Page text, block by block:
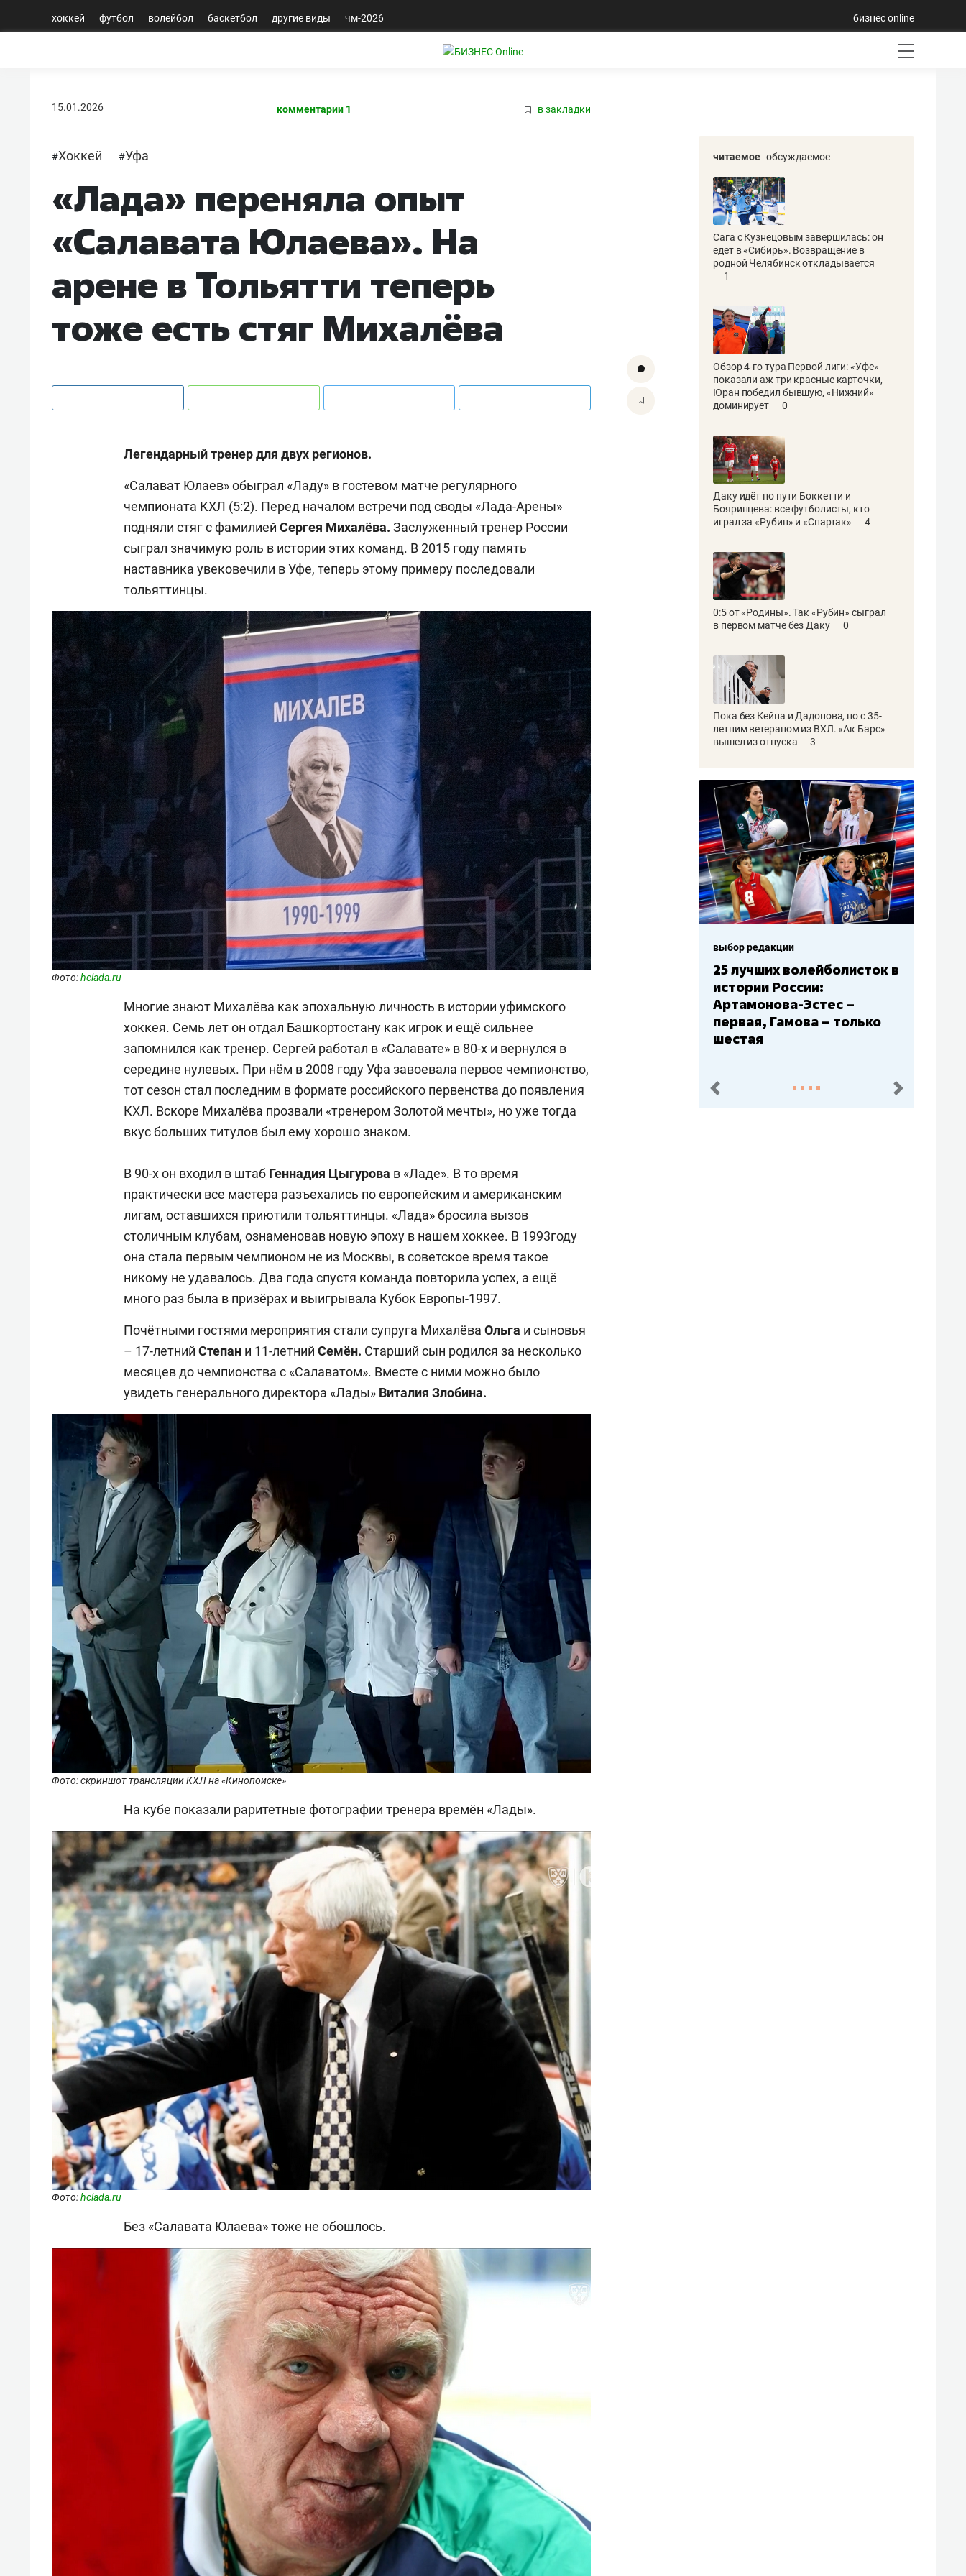
хоккей футбол волейбол баскетбол другие виды чм-2026 бизнес online
15.01.2026 комментарии 1 в закладки
#Хоккей #Уфа
«Лада» переняла опыт
«Салавата Юлаева». На
арене в Тольятти теперь
тоже есть стяг Михалёва
Легендарный тренер для двух регионов.
«Салават Юлаев» обыграл «Ладу» в гостевом матче регулярного
чемпионата КХЛ (5:2). Перед началом встречи под своды «Лада-Арены»
подняли стяг с фамилией Сергея Михалёва. Заслуженный тренер России
сыграл значимую роль в истории этих команд. В 2015 году память
наставника увековечили в Уфе, теперь этому примеру последовали
тольяттинцы.
Фото:hclada.ru
Многие знают Михалёва как эпохальную личность в истории уфимского
хоккея. Семь лет он отдал Башкортостану как игрок и ещё сильнее
запомнился как тренер. Сергей работал в «Салавате» в 80-х и вернулся в
середине нулевых. При нём в 2008 году Уфа завоевала первое чемпионство,
тот сезон стал последним в формате российского первенства до появления
КХЛ. Вскоре Михалёва прозвали «тренером Золотой мечты», но уже тогда
вкус больших титулов был ему хорошо знаком.
В 90-х он входил в штаб Геннадия Цыгурова в «Ладе». В то время
практически все мастера разъехались по европейским и американским
лигам, оставшихся приютили тольяттинцы. «Лада» бросила вызов
столичным клубам, ознаменовав новую эпоху в нашем хоккее. В 1993году
она стала первым чемпионом не из Москвы, в советское время такое
никому не удавалось. Два года спустя команда повторила успех, а ещё
много раз была в призёрах и выигрывала Кубок Европы-1997.
Почётными гостями мероприятия стали супруга Михалёва Ольга и сыновья
– 17-летний Степан и 11-летний Семён. Старший сын родился за несколько
месяцев до чемпионства с «Салаватом». Вместе с ними можно было
увидеть генерального директора «Лады» Виталия Злобина.
Фото: скриншот трансляции КХЛ на «Кинопоиске»
На кубе показали раритетные фотографии тренера времён «Лады».
Фото:hclada.ru
Без «Салавата Юлаева» тоже не обошлось.
читаемое обсуждаемое
Сага с Кузнецовым завершилась: он
едет в «Сибирь». Возвращение в
родной Челябинск откладывается
1
Обзор 4-го тура Первой лиги: «Уфе»
показали аж три красные карточки,
Юран победил бывшую, «Нижний»
доминирует
0
Даку идёт по пути Боккетти и
Бояринцева: все футболисты, кто
играл за «Рубин» и «Спартак»
4
0:5 от «Родины». Так «Рубин» сыграл
в первом матче без Даку
0
Пока без Кейна и Дадонова, но с 35-
летним ветераном из ВХЛ. «Ак Барс»
вышел из отпуска
3
выбор редакции
25 лучших волейболисток в
истории России:
Артамонова-Эстес –
первая, Гамова – только
шестая
пред. след.